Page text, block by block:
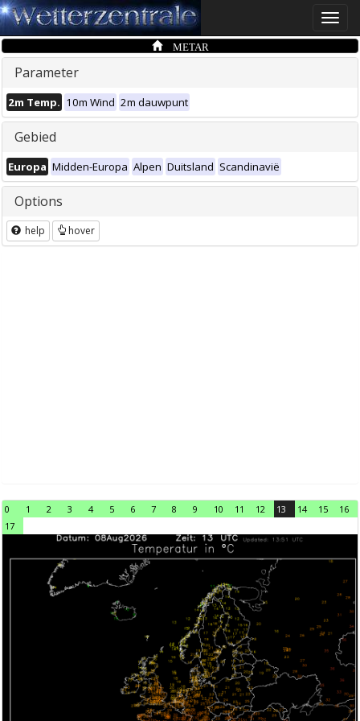
Toggle
METAR
Parameter
2m Temp. 10m Wind 2m dauwpunt
Gebied
Europa Midden-Europa Alpen Duitsland Scandinavië
Options
help hover
0 1 2 3 4 5 6 7 8 9 10 11 12 13 14 15
16
17